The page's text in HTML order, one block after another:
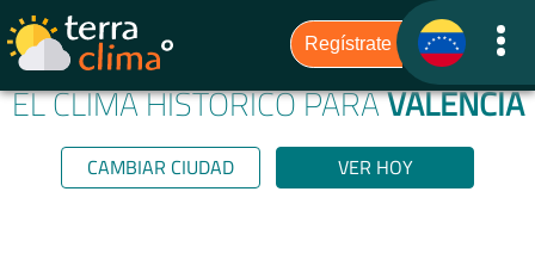
EL CLIMA HISTÓRICO PARAVALENCIA
CAMBIAR CIUDAD VER HOY